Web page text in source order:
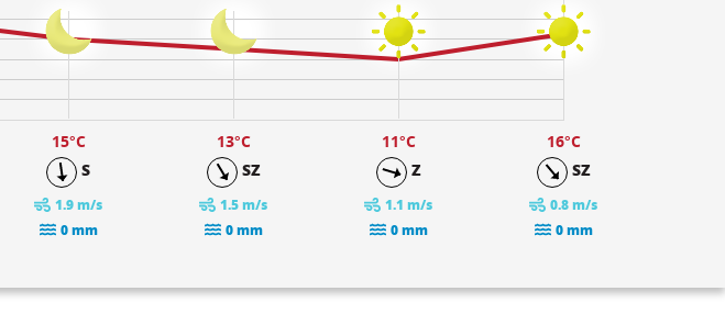
15°C
S
1.9 m/s
0 mm
13°C
SZ
1.5 m/s
0 mm
11°C
Z
1.1 m/s
0 mm
16°C
SZ
0.8 m/s
0 mm